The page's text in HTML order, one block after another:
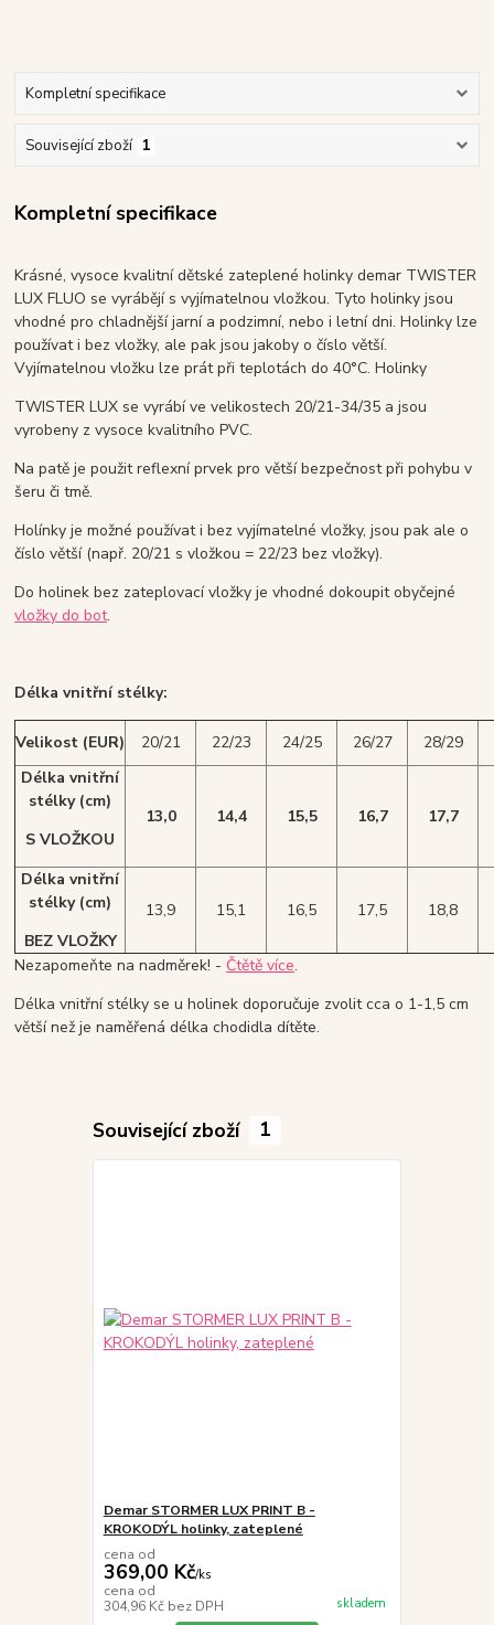
Kompletní specifikace
Související zboží 1
Kompletní specifikace
Krásné, vysoce kvalitní dětské zateplené holinky demar TWISTER
LUX FLUO se vyrábějí s vyjímatelnou vložkou. Tyto holinky jsou
vhodné pro chladnější jarní a podzimní, nebo i letní dni. Holinky lze
používat i bez vložky, ale pak jsou jakoby o číslo větší.
Vyjímatelnou vložku lze prát při teplotách do 40°C. Holinky
TWISTER LUX se vyrábí ve velikostech 20/21-34/35 a jsou
vyrobeny z vysoce kvalitního PVC.
Na patě je použit reflexní prvek pro větší bezpečnost při pohybu v
šeru či tmě.
Holínky je možné používat i bez vyjímatelné vložky, jsou pak ale o
číslo větší (např. 20/21 s vložkou = 22/23 bez vložky).
Do holinek bez zateplovací vložky je vhodné dokoupit obyčejné
vložky do bot.
Délka vnitřní stélky:
Velikost (EUR) 20/21 22/23 24/25 26/27 28/29
Délka vnitřní
stélky (cm)
S VLOŽKOU
13,0 14,4 15,5 16,7 17,7
Délka vnitřní
stélky (cm)
BEZ VLOŽKY
13,9 15,1 16,5 17,5 18,8
Nezapomeňte na nadměrek! - Čtětě více.
Délka vnitřní stélky se u holinek doporučuje zvolit cca o 1-1,5 cm
větší než je naměřená délka chodidla dítěte.
Související zboží 1
Demar STORMER LUX PRINT B -
KROKODÝL holinky, zateplené
cena od
369,00 Kč/ks
cena od
304,96 Kč bez DPH skladem